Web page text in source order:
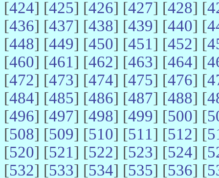
[424] [425] [426] [427] [428] [
[436] [437] [438] [439] [440] [
[448] [449] [450] [451] [452] [
[460] [461] [462] [463] [464] [
[472] [473] [474] [475] [476] [
[484] [485] [486] [487] [488] [
[496] [497] [498] [499] [500] [
[508] [509] [510] [511] [512] [
[520] [521] [522] [523] [524] [
[532] [533] [534] [535] [536] [